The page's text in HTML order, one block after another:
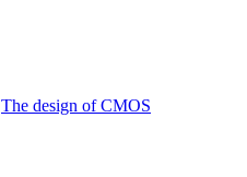
The design of CMOS